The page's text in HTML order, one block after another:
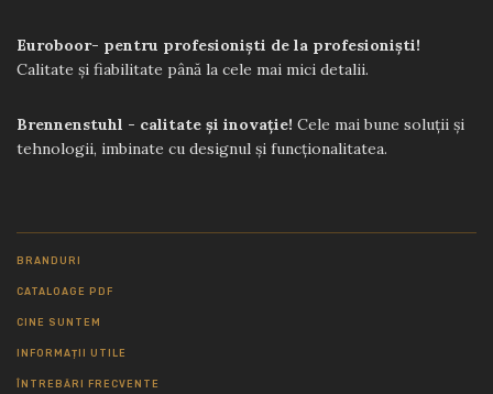
Euroboor- pentru profesioniști de la profesioniști!
Calitate și fiabilitate până la cele mai mici detalii.
Brennenstuhl - calitate și inovație! Cele mai bune soluții și
tehnologii, imbinate cu designul și funcționalitatea.
BRANDURI
CATALOAGE PDF
CINE SUNTEM
INFORMAȚII UTILE
ÎNTREBĂRI FRECVENTE